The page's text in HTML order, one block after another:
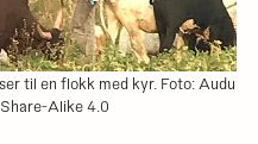
til en flokk med kyr. Foto: Audu
Alike 4.0